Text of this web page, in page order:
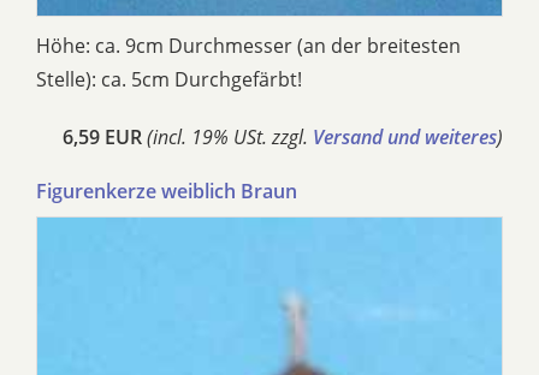
Höhe: ca. 9cm Durchmesser (an der breitesten
Stelle): ca. 5cm Durchgefärbt!
6,59 EUR(incl. 19% USt. zzgl. Versand und weiteres)
Figurenkerze weiblich Braun